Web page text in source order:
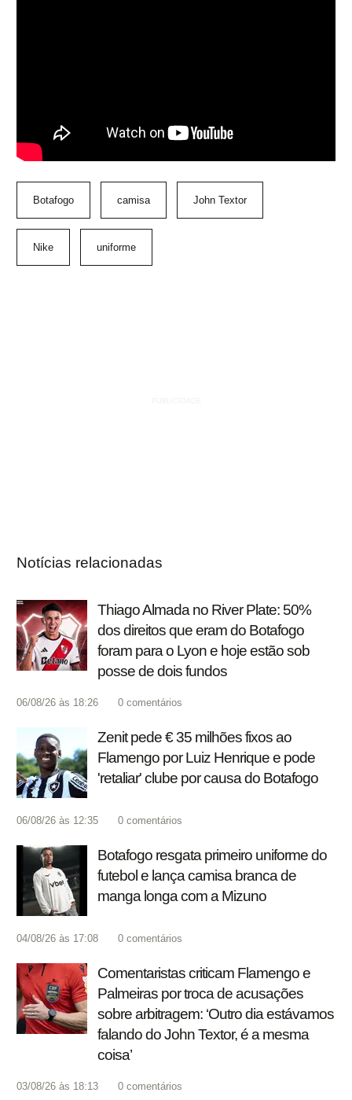
Botafogo camisa John Textor
Nike uniforme
Notícias relacionadas
Thiago Almada no River Plate: 50%
dos direitos que eram do Botafogo
foram para o Lyon e hoje estão sob
posse de dois fundos
06/08/26 às 18:26 0 comentários
Zenit pede € 35 milhões fixos ao
Flamengo por Luiz Henrique e pode
'retaliar' clube por causa do Botafogo
06/08/26 às 12:35 0 comentários
Botafogo resgata primeiro uniforme do
futebol e lança camisa branca de
manga longa com a Mizuno
04/08/26 às 17:08 0 comentários
Comentaristas criticam Flamengo e
Palmeiras por troca de acusações
sobre arbitragem: ‘Outro dia estávamos
falando do John Textor, é a mesma
coisa’
03/08/26 às 18:13 0 comentários